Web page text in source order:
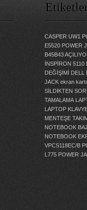
CASPER UW1
E5520 POWER
B45B43
İNSPİRON
DEĞİŞİMİ
DELL
JACK ekran
SİLDİKTEN
TAMALAMA
LAPTOP
MENTEŞE
NOTEBOOK
NOTEBOOK
VPCS118EC/B
L775 POWER